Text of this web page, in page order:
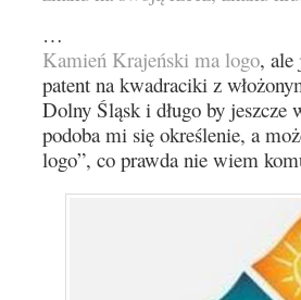
…
Kamień Krajeński ma logo, ale
patent na kwadraciki z
Dolny Śląsk i długo by
podoba mi się określenie, a
logo”, co prawda nie wiem